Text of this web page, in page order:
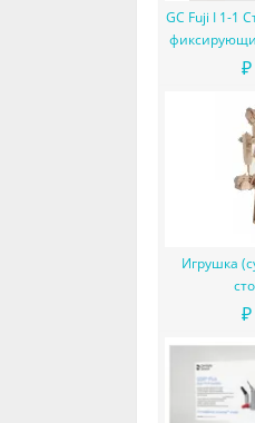
GC Fuji I 1-1
Игрушка